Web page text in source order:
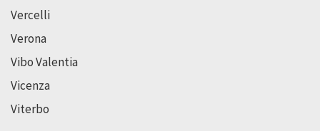
Vercelli
Verona
Vibo Valentia
Vicenza
Viterbo